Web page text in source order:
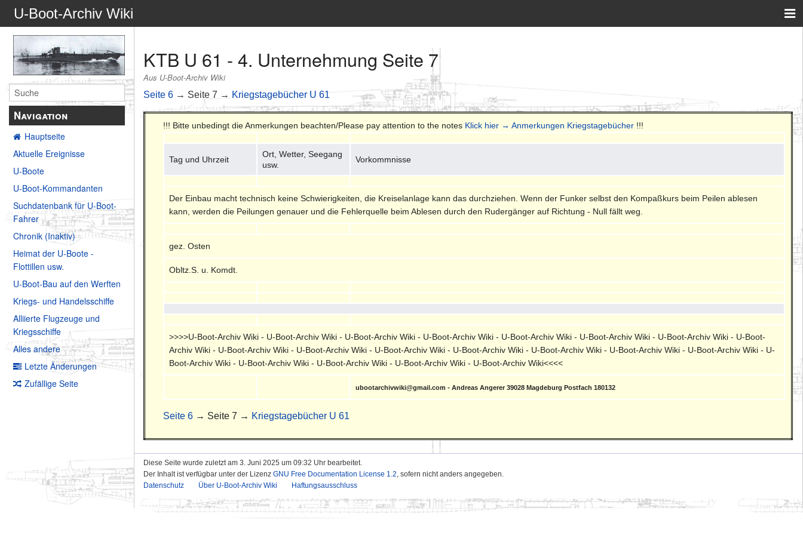
U-Boot-Archiv Wiki
Navigation
Hauptseite
Aktuelle Ereignisse
U-Boote
U-Boot-Kommandanten
Suchdatenbank für U-Boot-
Fahrer
Chronik (Inaktiv)
Heimat der U-Boote -
Flottillen usw.
U-Boot-Bau auf den Werften
Kriegs- und Handelsschiffe
Alliierte Flugzeuge und
Kriegsschiffe
Alles andere
Letzte Änderungen
Zufällige Seite
KTB U 61 - 4. Unternehmung Seite 7
Aus U-Boot-Archiv Wiki
Seite 6 → Seite 7 → Kriegstagebücher U 61
!!! Bitte unbedingt die Anmerkungen beachten/Please pay attention to the notes Klick hier → Anmerkungen Kriegstagebücher !!!
Tag und Uhrzeit
Ort, Wetter, Seegang
usw.
Vorkommnisse
Der Einbau macht technisch keine Schwierigkeiten, die Kreiselanlage kann das durchziehen. Wenn der Funker selbst den Kompaßkurs beim Peilen ablesen
kann, werden die Peilungen genauer und die Fehlerquelle beim Ablesen durch den Rudergänger auf Richtung - Null fällt weg.
gez. Osten
Obltz.S. u. Komdt.
>>>>U-Boot-Archiv Wiki - U-Boot-Archiv Wiki - U-Boot-Archiv Wiki - U-Boot-Archiv Wiki - U-Boot-Archiv Wiki - U-Boot-Archiv Wiki - U-Boot-Archiv Wiki - U-Boot-
Archiv Wiki - U-Boot-Archiv Wiki - U-Boot-Archiv Wiki - U-Boot-Archiv Wiki - U-Boot-Archiv Wiki - U-Boot-Archiv Wiki - U-Boot-Archiv Wiki - U-Boot-Archiv Wiki - U-
Boot-Archiv Wiki - U-Boot-Archiv Wiki - U-Boot-Archiv Wiki - U-Boot-Archiv Wiki - U-Boot-Archiv Wiki<<<<
ubootarchivwiki@gmail.com - Andreas Angerer 39028 Magdeburg Postfach 180132
Seite 6 → Seite 7 → Kriegstagebücher U 61
Diese Seite wurde zuletzt am 3. Juni 2025 um 09:32 Uhr bearbeitet.
Der Inhalt ist verfügbar unter der LizenzGNU Free Documentation License 1.2 , sofern nicht anders angegeben.
Datenschutz
Über U-Boot-Archiv Wiki Haftungsausschluss